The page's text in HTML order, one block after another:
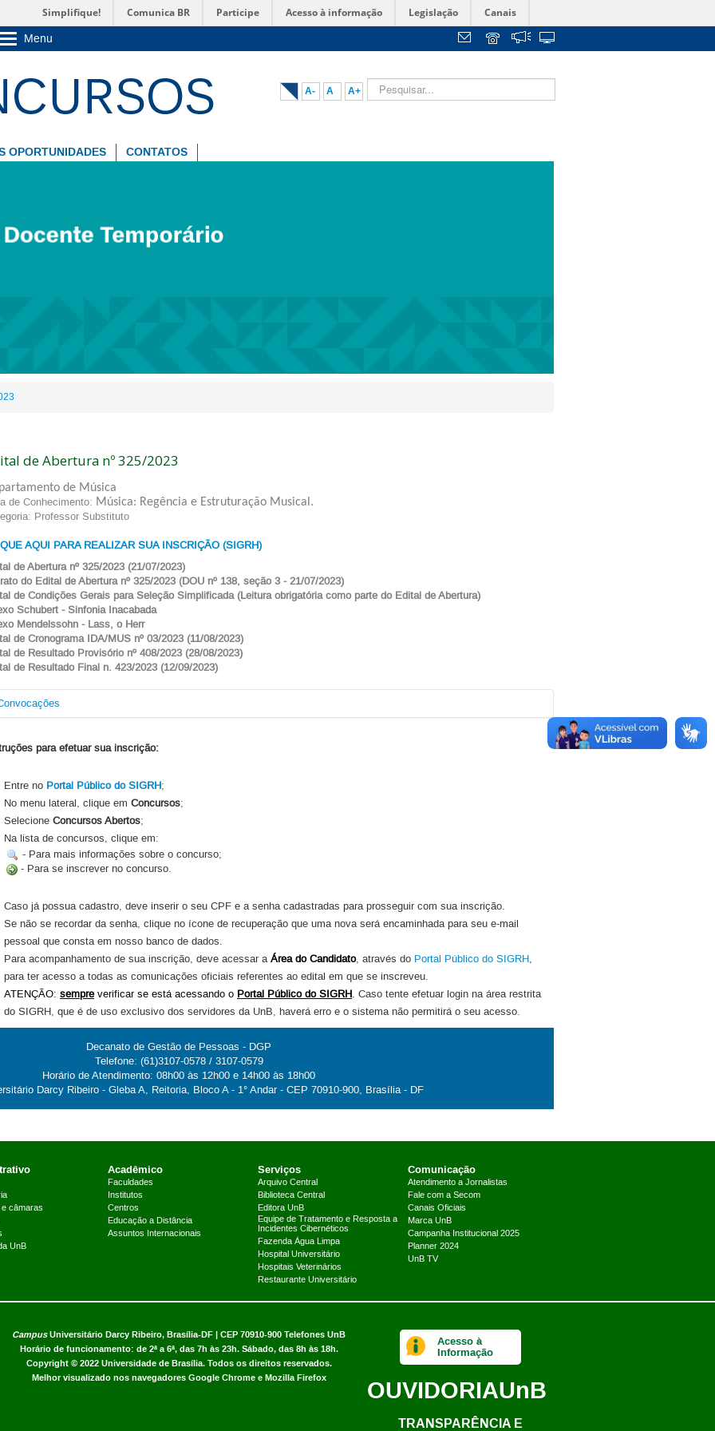
Simplifique! Comunica BR Participe Acesso à informação Legislação Canais
Menu
Unidades acadêmicas
Estude na UnB
Graduação
Servidor
A- A A+
OPORTUNIDADES CONTATOS
de Abertura nº 325/2023
de Música
de Conhecimento: Música: Regência e Estruturação Musical.
Professor Substituto
AQUI PARA REALIZAR SUA INSCRIÇÃO (SIGRH)
de Abertura nº 325/2023 (21/07/2023)
do Edital de Abertura nº 325/2023 (DOU nº 138, seção 3 - 21/07/2023)
de Condições Gerais para Seleção Simplificada (Leitura obrigatória como parte do Edital de Abertura)
Schubert - Sinfonia Inacabada
Mendelssohn - Lass, o Herr
de Cronograma IDA/MUS nº 03/2023 (11/08/2023)
de Resultado Provisório nº 408/2023 (28/08/2023)
de Resultado Final n. 423/2023 (12/09/2023)
José Antonio Branco
Bernardes
para efetuar sua inscrição:
Entre no Portal Público do SIGRH;
No menu lateral, clique em Concursos;
Selecione Concursos Abertos;
Na lista de concursos, clique em:
- Para mais informações sobre o concurso;
- Para se inscrever no concurso.
Caso já possua cadastro, deve inserir o seu CPF e a senha cadastradas para prosseguir com sua inscrição.
Se não se recordar da senha, clique no ícone de recuperação que uma nova será encaminhada para seu e-mail
pessoal que consta em nosso banco de dados.
Para acompanhamento de sua inscrição, deve acessar aÁrea do Candidato, através do Portal Público do SIGRH,
para ter acesso a todas as comunicações oficiais referentes ao edital em que se inscreveu.
ATENÇÃO: sempreverificar se está acessando o Portal Público do SIGRH. Caso tente efetuar login na área restrita
do SIGRH, que é de uso exclusivo dos servidores da UnB, haverá erro e o sistema não permitirá o seu acesso.
Decanato de Gestão de Pessoas - DGP
Telefone: (61)3107-0578 / 3107-0579
Horário de Atendimento: 08h00 às 12h00 e 14h00 às 18h00
Darcy Ribeiro - Gleba A, Reitoria, Bloco A - 1° Andar - CEP 70910-900, Brasília - DF
câmaras
UnB
Acadêmico
Faculdades
Institutos
Centros
Educação a Distância
Assuntos Internacionais
Serviços
Arquivo Central
Biblioteca Central
Editora UnB
Equipe de Tratamento e Resposta a
Incidentes Cibernéticos
Fazenda Água Limpa
Hospital Universitário
Hospitais Veterinários
Restaurante Universitário
Comunicação
Atendimento a Jornalistas
Fale com a Secom
Canais Oficiais
Marca UnB
Campanha Institucional 2025
Planner 2024
UnB TV
CampusUniversitário Darcy Ribeiro, Brasília-DF | CEP 70910-900 Telefones UnB
Horário de funcionamento: de 2ª a 6ª, das 7h às 23h. Sábado, das 8h às 18h.
Copyright © 2022 Universidade de Brasília. Todos os direitos reservados.
Melhor visualizado nos navegadores Google Chrome e Mozilla Firefox
Acesso à
Informação
OUVIDORIAUnB
TRANSPARÊNCIA E